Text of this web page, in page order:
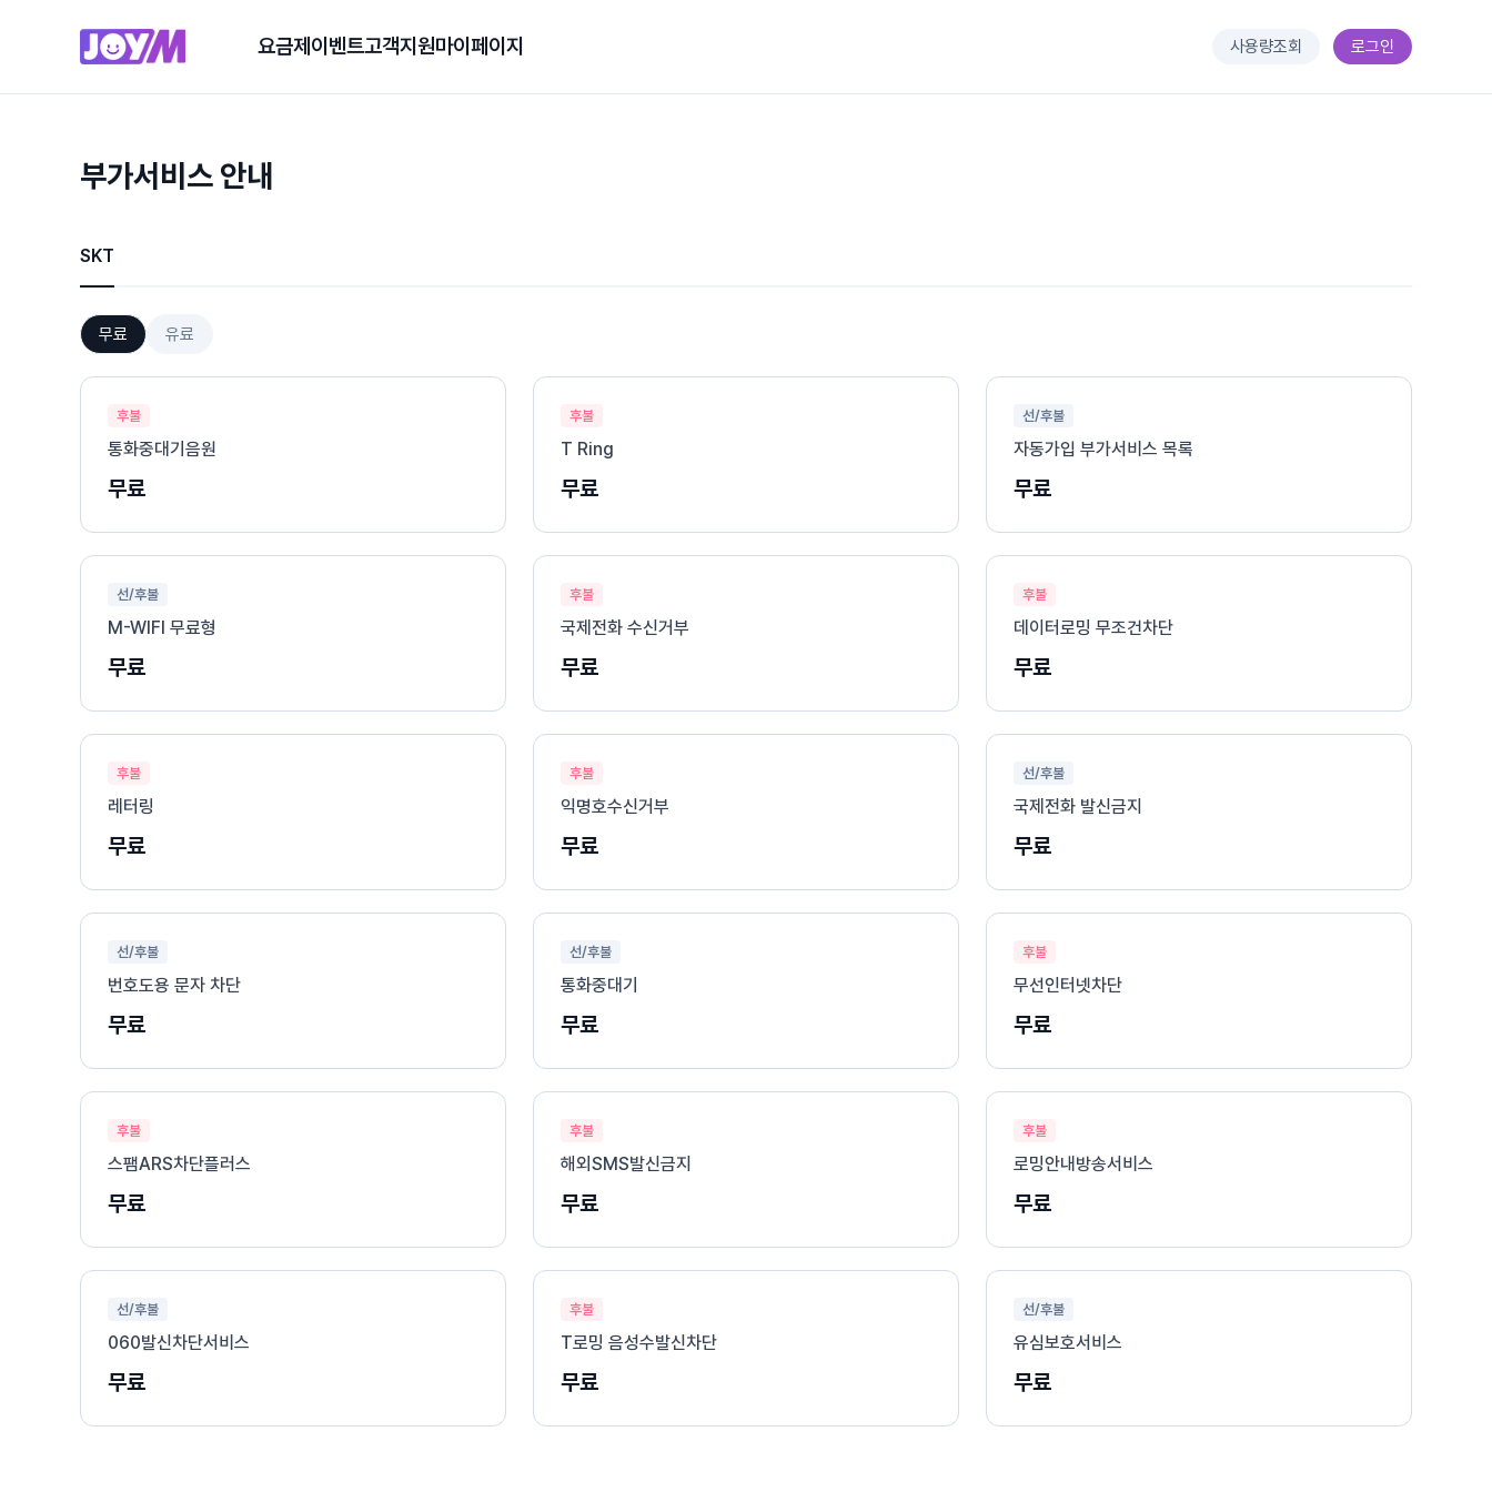
요금제 이벤트고객지원마이페이지 사용량조회 로그인
부가서비스 안내
SKT
무료 유료
후불
통화중대기음원
무료
후불
T Ring
무료
선/후불
자동가입 부가서비스 목록
무료
선/후불
M-WIFI 무료형
무료
후불
국제전화 수신거부
무료
후불
데이터로밍 무조건차단
무료
후불
레터링
무료
후불
익명호수신거부
무료
선/후불
국제전화 발신금지
무료
선/후불
번호도용 문자 차단
무료
선/후불
통화중대기
무료
후불
무선인터넷차단
무료
후불
스팸ARS차단플러스
무료
후불
해외SMS발신금지
무료
후불
로밍안내방송서비스
무료
선/후불
060발신차단서비스
무료
후불
T로밍 음성수발신차단
무료
선/후불
유심보호서비스
무료